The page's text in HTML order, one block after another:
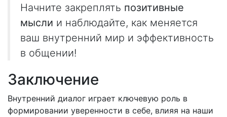
Начните закреплять позитивные
мысли и наблюдайте, как меняется
ваш внутренний мир и эффективность
в общении!
Заключение
Внутренний диалог играет ключевую роль в
формировании уверенности в себе, влияя на наши